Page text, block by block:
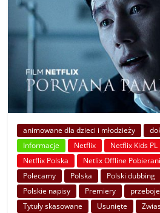
animowane dla dzieci i młodzieży
Informacje
Netflix Netflix Kids PL
Netflix Polska
Netlix Offline
Polecamy
Polska Polski dubbing
Polskie napisy
Premiery
Tytuły skasowane
Usunięte